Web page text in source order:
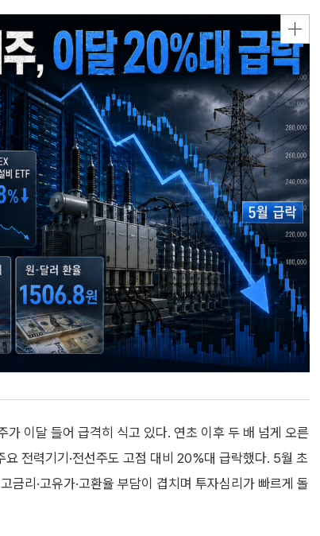
이달 들어 급격히 식고 있다. 연초 이후 두 배 넘게 오른
전력기기·전선주도 고점 대비 20%대 급락했다. 5월 초
리·고유가·고환율 부담이 겹치며 투자심리가 빠르게 돌